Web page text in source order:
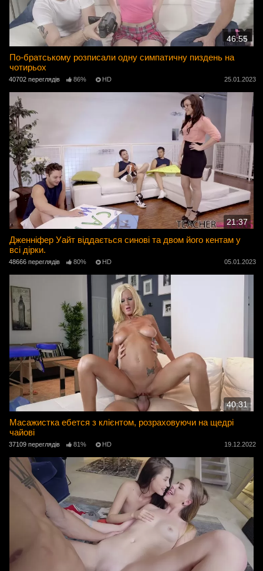
46:55
По-братському розписали одну симпатичну пиздень на
чотирьох
40702 переглядів 86% HD 25.01.2023
21:37
Дженніфер Уайт віддається синові та двом його кентам у
всі дірки.
48666 переглядів 80% HD 05.01.2023
40:31
Масажистка ебется з клієнтом, розраховуючи на щедрі
чайові
37109 переглядів 81% HD 19.12.2022